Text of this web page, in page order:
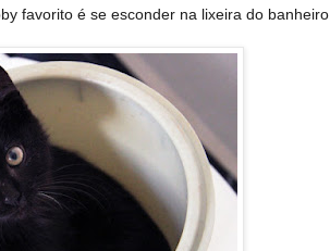
favorito é se esconder na lixeira do banheiro.